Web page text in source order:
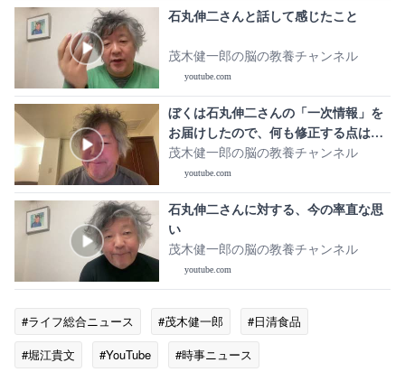
石丸伸二さんと話して感じたこと
茂木健一郎の脳の教養チャンネル
youtube.com
ぼくは石丸伸二さんの「一次情報」を
お届けしたので、何も修正する点はあ
りません。
茂木健一郎の脳の教養チャンネル
youtube.com
石丸伸二さんに対する、今の率直な思
い
茂木健一郎の脳の教養チャンネル
youtube.com
#ライフ総合ニュース #茂木健一郎
#日清食品
#堀江貴文
#YouTube #時事ニュース